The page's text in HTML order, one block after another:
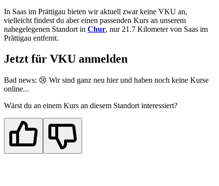
In Saas im Prättigau bieten wir aktuell zwar keine VKU an,
vielleicht findest du aber einen passenden Kurs an unserem
nahegelegenen Standort in Chur, nur 21.7 Kilometer von Saas im
Prättigau entfernt.
Jetzt für VKU anmelden
Bad news: 😢 Wir sind ganz neu hierund haben noch keine Kurse
online...
Wärst du an einem Kurs an diesem Standort interessiert?